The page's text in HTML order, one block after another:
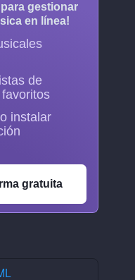
gestionar
en línea!
de
instalar
gratuita